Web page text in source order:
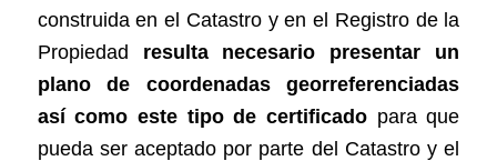
construida en el Catastro y en el Registro de la
Propiedad resulta necesario presentar un
plano de coordenadas georreferenciadas
así como este tipo de certificado para que
pueda ser aceptado por parte del Catastro y el